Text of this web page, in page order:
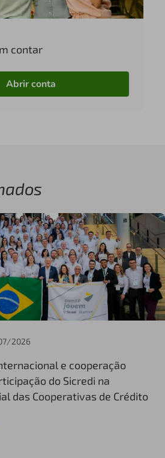
contar
Abrir conta
2026
e cooperação
do Sicredi na
das Cooperativas de Crédito